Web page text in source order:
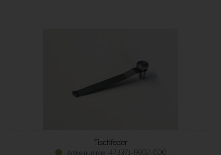
Tischfeder
473371-9902-000